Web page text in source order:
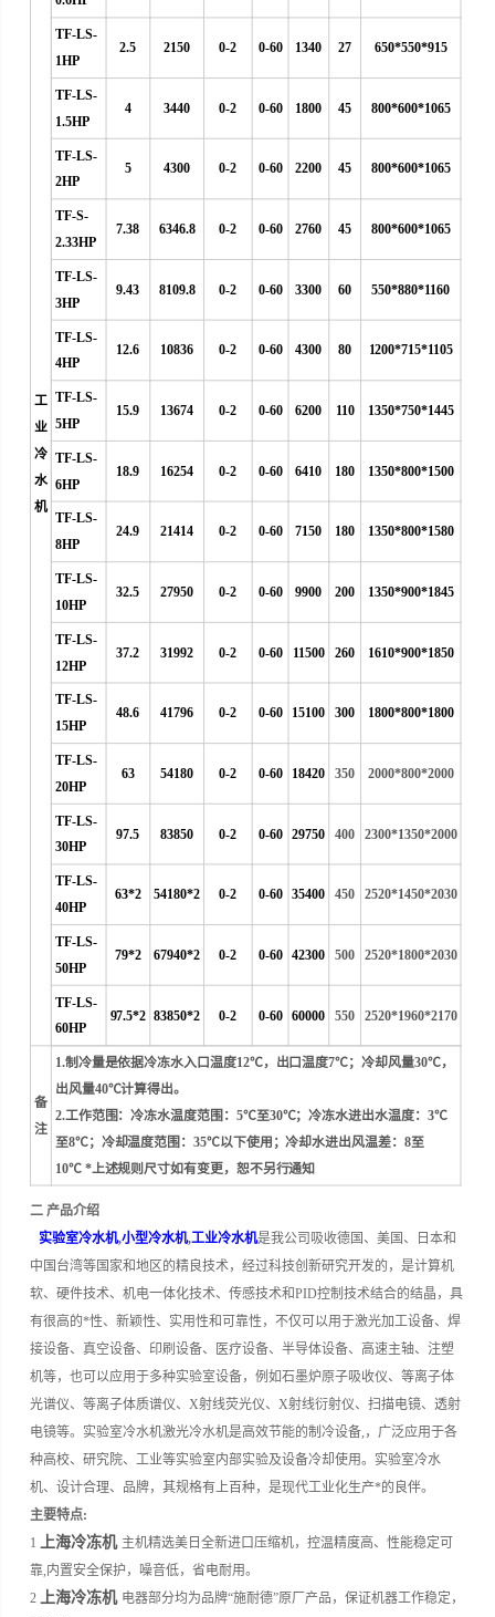
工
业
冷
水
机
TF-LS-
1HP
2.5 2150 0-2 0-60 1340 27 650*550*915
TF-LS-
1.5HP
4 3440 0-2 0-60 1800 45 800*600*1065
TF-LS-
2HP
5 4300 0-2 0-60 2200 45 800*600*1065
TF-S-
2.33HP
7.38 6346.8 0-2 0-60 2760 45 800*600*1065
TF-LS-
3HP
9.43 8109.8 0-2 0-60 3300 60 550*880*1160
TF-LS-
4HP
12.6 10836 0-2 0-60 4300 80 1200*715*1105
TF-LS-
5HP
15.9 13674 0-2 0-60 6200 110 1350*750*1445
TF-LS-
6HP
18.9 16254 0-2 0-60 6410 180 1350*800*1500
TF-LS-
8HP
24.9 21414 0-2 0-60 7150 180 1350*800*1580
TF-LS-
10HP
32.5 27950 0-2 0-60 9900 200 1350*900*1845
TF-LS-
12HP
37.2 31992 0-2 0-60 11500 260 1610*900*1850
TF-LS-
15HP
48.6 41796 0-2 0-60 15100 300 1800*800*1800
TF-LS-
20HP
63 54180 0-2 0-60 18420 350 2000*800*2000
TF-LS-
30HP
97.5 83850 0-2 0-60 29750 400 2300*1350*2000
TF-LS-
40HP
63*2 54180*2 0-2 0-60 35400 450 2520*1450*2030
TF-LS-
50HP
79*2 67940*2 0-2 0-60 42300 500 2520*1800*2030
TF-LS-
60HP
97.5*2 83850*2 0-2 0-60 60000 550 2520*1960*2170
备
注
1.制冷量是依据冷冻水入口温度12℃，出口温度7℃；冷却风量30℃，
出风量40℃计算得出。
2.工作范围：冷冻水温度范围：5℃至30℃；冷冻水进出水温度：3℃
至8℃；冷却温度范围：35℃以下使用；冷却水进出风温差：8至
10℃ *上述规则尺寸如有变更，恕不另行通知
二 产品介绍
实验室冷水机,小型冷水机,工业冷水机是我公司吸收德国、美国、日本和
中国台湾等国家和地区的精良技术，经过科技创新研究开发的，是计算机
软、硬件技术、机电一体化技术、传感技术和PID控制技术结合的结晶，具
有很高的*性、新颖性、实用性和可靠性，不仅可以用于激光加工设备、焊
接设备、真空设备、印刷设备、医疗设备、半导体设备、高速主轴、注塑
机等，也可以应用于多种实验室设备，例如石墨炉原子吸收仪、等离子体
光谱仪、等离子体质谱仪、X射线荧光仪、X射线衍射仪、扫描电镜、透射
电镜等。 实验室冷水机激光冷水机是高效节能的制冷设备,，广泛应用于各
种高校、研究院、工业等实验室内部实验及设备冷却使用。 实验室冷水
机、设计合理、品牌，其规格有上百种，是现代工业化生产*的良伴。
主要特点:
1上海冷冻机 主机精选美日全新进口压缩机，控温精度高、性能稳定可
靠,内置安全保护，噪音低，省电耐用。
2上海冷冻机 电器部分均为品牌“施耐德”原厂产品，保证机器工作稳定，